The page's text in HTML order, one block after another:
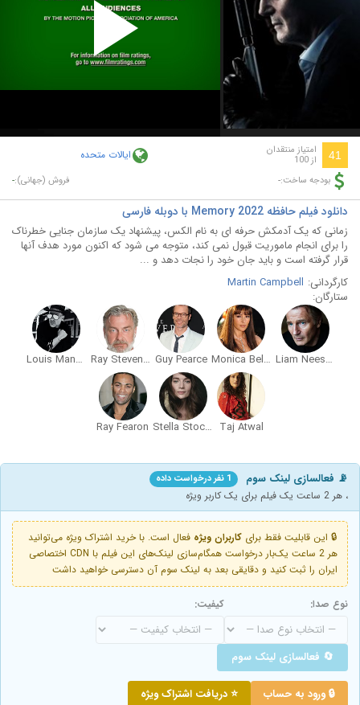
Play
Video
41 امتیاز منتقدان
از 100 ایالات متحده
بودجه ساخت:- فروش (جهانی):-
دانلود فیلم حافظه Memory 2022 با دوبله فارسی
زمانی که یک آدمکش حرفه ای به نام الکس، پیشنهاد یک سازمان جنایی خطرناک
را برای انجام ماموریت قبول نمی کند، متوجه می شود که اکنون مورد هدف آنها
قرار گرفته است و باید جان خود را نجات دهد و ...
کارگردانی: Martin Campbell
ستارگان:
Liam Neeson
Monica Bellucci
Guy Pearce
Ray Stevenson
Louis Mandylor
Taj Atwal
Stella Stocker
Ray Fearon
📡 فعالسازی لینک سوم 1 نفر درخواست داده
، هر 2 ساعت یک فیلم برای یک کاربر ویژه
🔒 این قابلیت فقط برای کاربران ویژه فعال است. با خرید اشتراک ویژه می‌توانید
هر 2 ساعت یک‌بار درخواست همگام‌سازی لینک‌های این فیلم با CDN اختصاصی
ایران را ثبت کنید و دقایقی بعد به لینک سوم آن دسترسی خواهید داشت
نوع صدا: کیفیت:
🔄 فعالسازی لینک سوم
🔒 ورود به حساب ⭐ دریافت اشتراک ویژه